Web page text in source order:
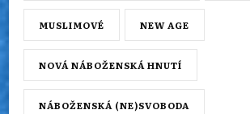
MUSLIMOVÉ NEW AGE
NOVÁ NÁBOŽENSKÁ HNUTÍ
NÁBOŽENSKÁ (NE)SVOBODA